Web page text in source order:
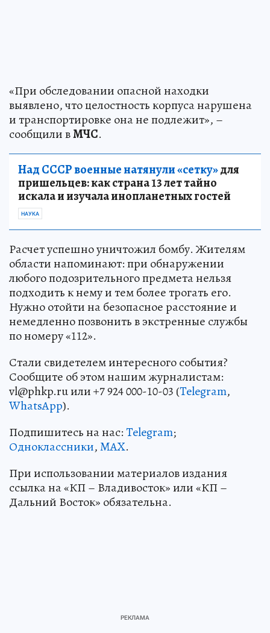
«При обследовании опасной находки
выявлено, что целостность корпуса нарушена
и транспортировке она не подлежит», –
сообщили вМЧС.
Над СССР военные натянули «сетку»для
пришельцев: как страна 13 лет тайно
искала и изучала инопланетных гостей
НАУКА
Расчет успешно уничтожил бомбу. Жителям
области напоминают: при обнаружении
любого подозрительного предмета нельзя
подходить к нему и тем более трогать его.
Нужно отойти на безопасное расстояние и
немедленно позвонить в экстренные службы
по номеру «112».
Стали свидетелем интересного события?
Сообщите об этом нашим журналистам:
vl@phkp.ru или +7 924 000-10-03 (Telegram,
WhatsApp).
Подпишитесь на нас:Telegram;
Одноклассники,MAX.
При использовании материалов издания
ссылка на «КП – Владивосток» или «КП –
Дальний Восток» обязательна.